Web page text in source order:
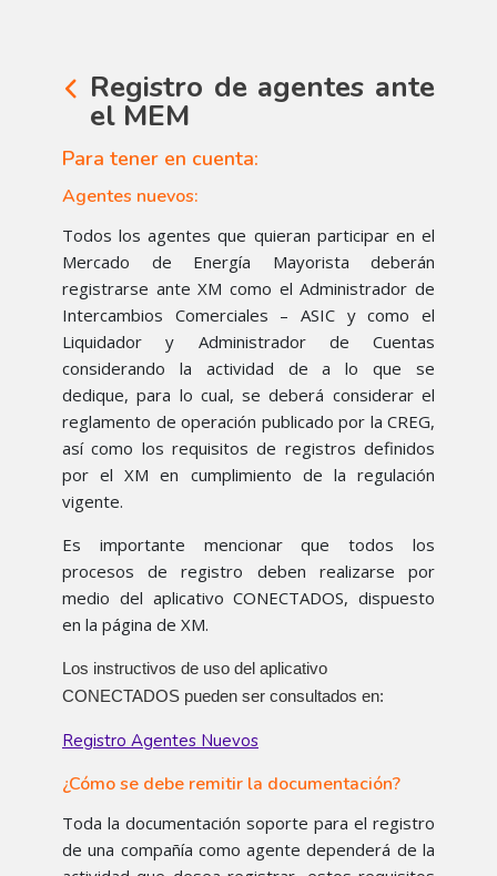
Registro de agentes ante
el MEM
Para tener en cuenta:
Agentes nuevos:
Todos los agentes que quieran participar en el
Mercado de Energía Mayorista deberán
registrarse ante XM como el Administrador de
Intercambios Comerciales – ASIC y como el
Liquidador y Administrador de Cuentas
considerando la actividad de a lo que se
dedique, para lo cual, se deberá considerar el
reglamento de operación publicado por la CREG,
así como los requisitos de registros definidos
por el XM en cumplimiento de la regulación
vigente.
Es importante mencionar que todos los
procesos de registro deben realizarse por
medio del aplicativo CONECTADOS, dispuesto
en la página de XM.
Los instructivos de uso del aplicativo
CONECTADOS pueden ser consultados en:
Registro Agentes Nuevos
¿Cómo se debe remitir la documentación?
Toda la documentación soporte para el registro
de una compañía como agente dependerá de la